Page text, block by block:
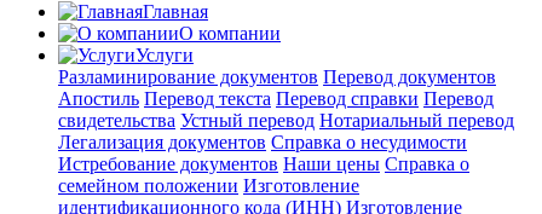
Главная
О компании
Услуги
Разламинирование документов Перевод документов
Апостиль Перевод текста Перевод справки Перевод
свидетельства Устный перевод Нотариальный перевод
Легализация документов Справка о несудимости
Истребование документов Наши цены Справка о
семейном положении Изготовление
идентификационного кода (ИНН) Изготовление